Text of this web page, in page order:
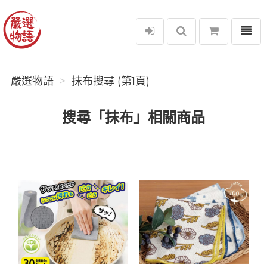
嚴選物語
選單
嚴選物語 抹布搜尋 (第1頁)
搜尋「抹布」相關商品